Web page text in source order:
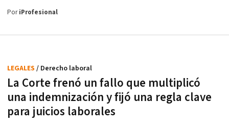
PoriProfesional
La Corte frenó un fallo que multiplicó
una indemnización y fijó una regla clave
para juicios laborales
LEGALES / Derecho laboral